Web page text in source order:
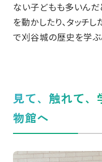
ない子どもも多いんだ
を動かしたり、タッチ
で刈谷城の歴史を学ぶ
見て、触れて、
物館へ